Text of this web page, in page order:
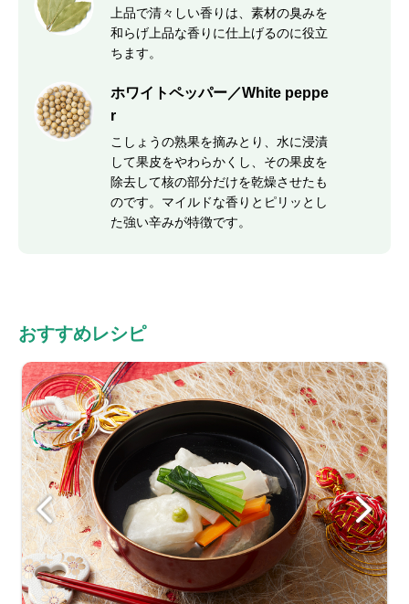
上品で清々しい香りは、素材の臭みを
和らげ上品な香りに仕上げるのに役立
ちます。
ホワイトペッパー／White peppe
r
こしょうの熟果を摘みとり、水に浸漬
して果皮をやわらかくし、その果皮を
除去して核の部分だけを乾燥させたも
のです。マイルドな香りとピリッとし
た強い辛みが特徴です。
おすすめレシピ